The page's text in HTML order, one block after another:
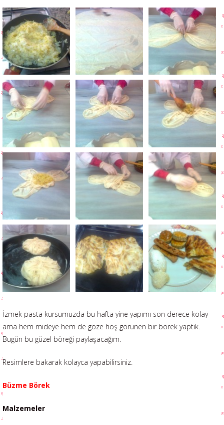
İzmek pasta kursumuzda bu hafta yine yapımı son derece kolay
ama hem mideye hem de göze hoş görünen bir börek yaptık.
Bugün bu güzel böreği paylaşacağım.
Resimlere bakarak kolayca yapabilirsiniz.
Büzme Börek
Malzemeler